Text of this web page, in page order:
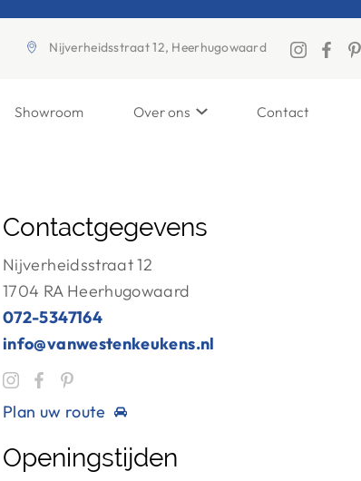
Nijverheidsstraat 12, Heerhugowaard
Showroom Over ons Contact
Contactgegevens
Nijverheidsstraat 12
1704 RA Heerhugowaard
072-5347164
info@vanwestenkeukens.nl
Plan uw route
Openingstijden